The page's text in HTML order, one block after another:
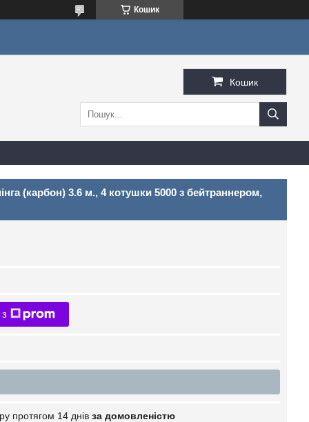
Кошик
Кошик
(карбон) 3.6 м., 4 котушки 5000 з бейтраннером,
протягом 14 днів за домовленістю